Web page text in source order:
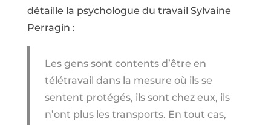
détaille la psychologue du travail Sylvaine
Perragin :
Les gens sont contents d’être en
télétravail dans la mesure où ils se
sentent protégés, ils sont chez eux, ils
n’ont plus les transports. En tout cas,